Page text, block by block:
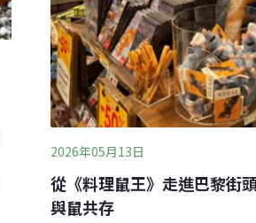
2026年05月13日
從《料理鼠王》走進巴黎街
與鼠共存